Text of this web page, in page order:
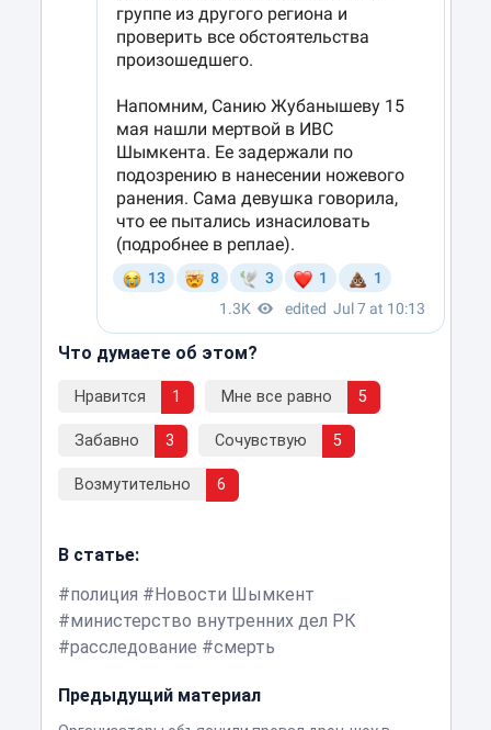
Что думаете об этом?
Нравится 1 Мне все равно 5
Забавно 3 Сочувствую 5
Возмутительно 6
В статье:
полиция
Новости Шымкент
министерство внутренних дел РК
расследование
смерть
Предыдущий материал